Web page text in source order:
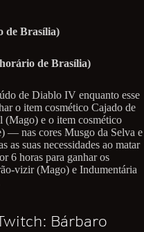
de Brasília)
de Brasília)
de Diablo IV enquanto esse
o item cosmético Cajado de
(Mago) e o item cosmético
— nas cores Musgo da Selva e
suas necessidades ao matar
6 horas para ganhar os
vizir (Mago) e Indumentária
Bárbaro